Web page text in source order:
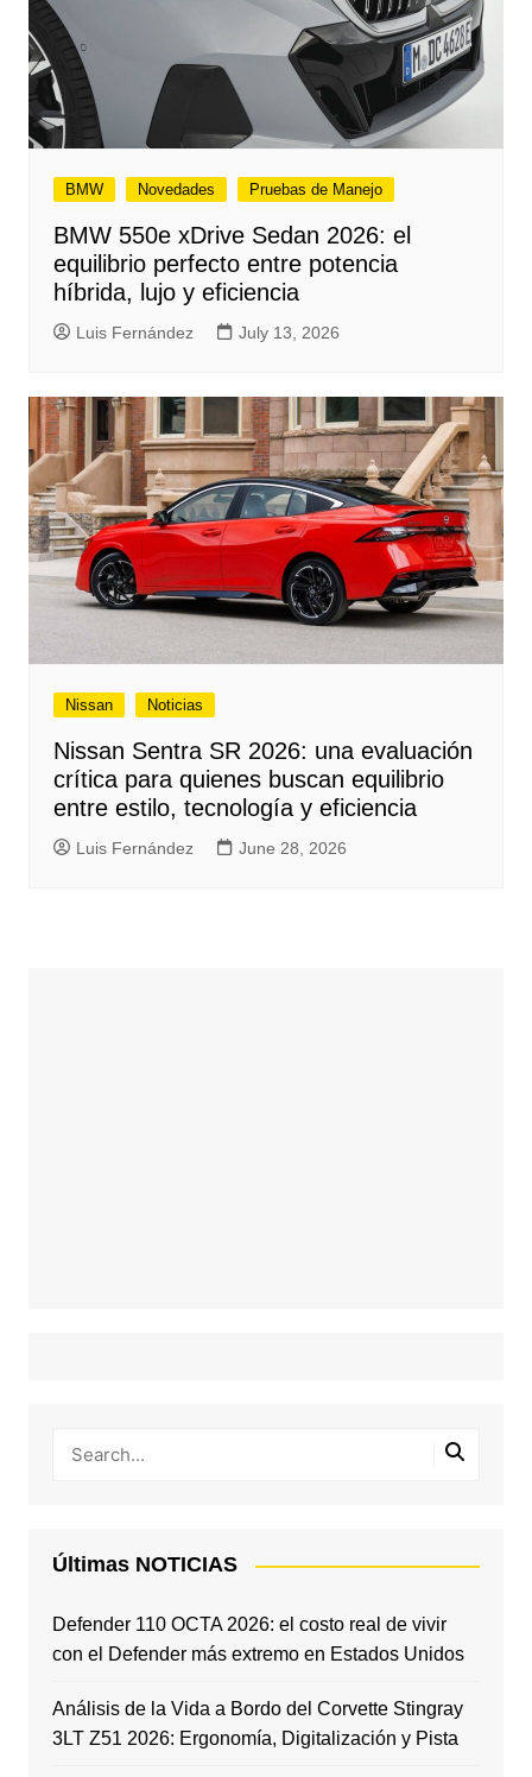
BMW Novedades Pruebas de Manejo
BMW 550e xDrive Sedan 2026: el
equilibrio perfecto entre potencia
híbrida, lujo y eficiencia
Luis Fernández July 13, 2026
Nissan Noticias
Nissan Sentra SR 2026: una evaluación
crítica para quienes buscan equilibrio
entre estilo, tecnología y eficiencia
Luis Fernández June 28, 2026
Últimas NOTICIAS
Defender 110 OCTA 2026: el costo real de vivir
con el Defender más extremo en Estados Unidos
Análisis de la Vida a Bordo del Corvette Stingray
3LT Z51 2026: Ergonomía, Digitalización y Pista